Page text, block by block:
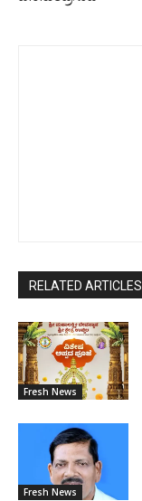
RELATED ARTICLES
Fresh News
Fresh News